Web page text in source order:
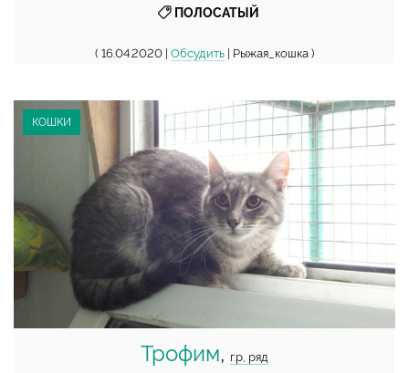
ПОЛОСАТЫЙ
( 16.04.2020 | Обсудить | Рыжая_кошка )
КОШКИ
Трофим, г.р, ряд